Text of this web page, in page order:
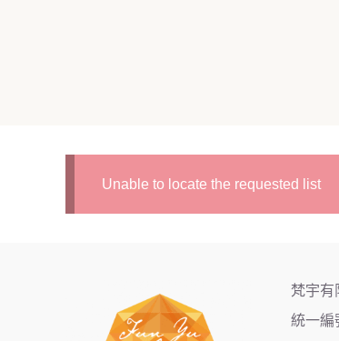
Unable to locate the requested list
梵宇有
統一編